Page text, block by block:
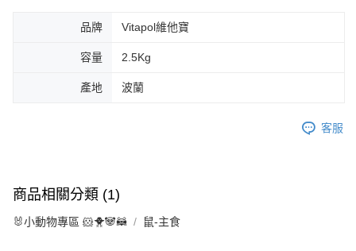
品牌 Vitapol維他寶
容量 2.5Kg
產地 波蘭
客服
商品相關分類 (1)
🐰小動物專區 🐹🐥🐼🦝 鼠-主食